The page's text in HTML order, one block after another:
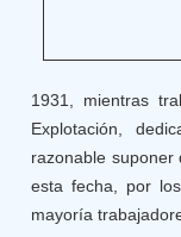
1931, mientras
Explotación,
razonable suponer
esta fecha, por
mayoría